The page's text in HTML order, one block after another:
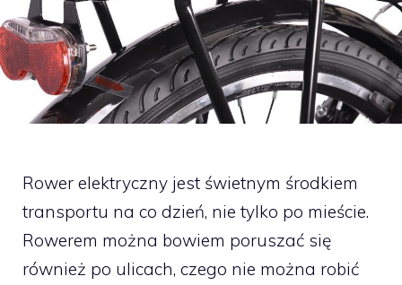
Rower elektryczny jest świetnym środkiem
transportu na co dzień, nie tylko po mieście.
Rowerem można bowiem poruszać się
również po ulicach, czego nie można robić